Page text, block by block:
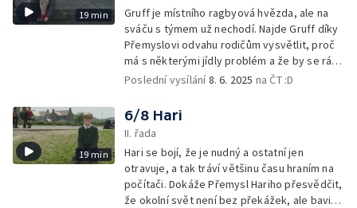
19 min
Gruff je místního ragbyová hvězda, ale na
sváču s týmem už nechodí. Najde Gruff díky
Přemyslovi odvahu rodičům vysvětlit, proč
má s některými jídly problém a že by se rád
vrátil k běžnému stravování?
Poslední vysílání8. 6. 2025 na ČT :D
19 min
6/8 Hari
II. řada
Hari se bojí, že je nudný a ostatní jen
otravuje, a tak tráví většinu času hraním na
počítači. Dokáže Přemysl Hariho přesvědčit,
že okolní svět není bez překážek, ale bavit